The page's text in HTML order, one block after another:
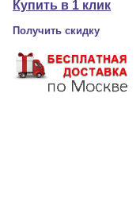
Купить в 1 клик
Получить скидку